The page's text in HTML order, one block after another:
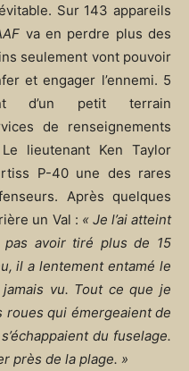
Sur 143 appareils
va en perdre plus des
seulement vont pouvoir
et engager l’ennemi. 5
d’un petit terrain
de renseignements
lieutenant Ken Taylor
P-40 une des rares
Après quelques
un Val : « Je l’ai atteint
avoir tiré plus de 15
il a lentement entamé le
vu. Tout ce que je
roues qui émergeaient de
du fuselage.
près de la plage. »